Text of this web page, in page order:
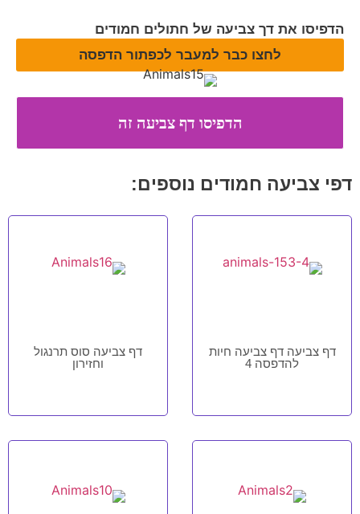
הדפיסו את דך צביעה של חתולים חמודים
לחצו כבר למעבר לכפתור הדפסה
דפי צביעה חמודים נוספים:
דף צביעה דף צביעה חיות
להדפסה 4
דף צביעה סוס תרנגול
וחזירון